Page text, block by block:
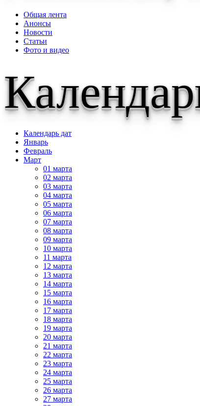
Общая лента
Анонсы
Новости
Статьи
Фото и видео
Календарь дат
Январь
Февраль
Март
01 марта
02 марта
03 марта
04 марта
05 марта
06 марта
07 марта
08 марта
09 марта
10 марта
11 марта
12 марта
13 марта
14 марта
15 марта
16 марта
17 марта
18 марта
19 марта
20 марта
21 марта
22 марта
23 марта
24 марта
25 марта
26 марта
27 марта